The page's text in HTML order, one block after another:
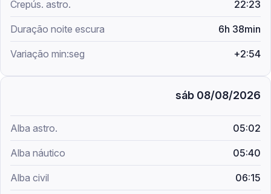
22:23
6h 38min
+2:54
sáb 08/08/2026
05:02
05:40
06:15